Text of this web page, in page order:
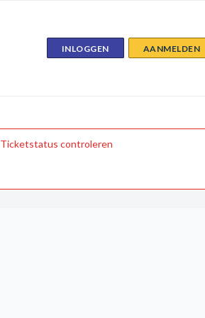
INLOGGEN AANMELDEN
Ticketstatus controleren